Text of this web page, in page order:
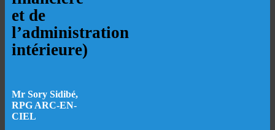
et de
l’administration
intérieure)
Mr Sory Sidibé,
RPG ARC-EN-
CIEL